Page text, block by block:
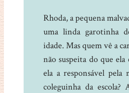
Rhoda, a pequena
uma linda garotinha
idade. Mas quem vê a
não suspeita do que ela
ela a responsável
coleguinha da escola?